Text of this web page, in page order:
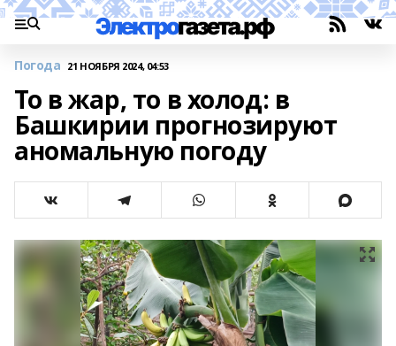
Погода 21 НОЯБРЯ 2024, 04:53
То в жар, то в холод: в
Башкирии прогнозируют
аномальную погоду